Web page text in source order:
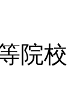
院校